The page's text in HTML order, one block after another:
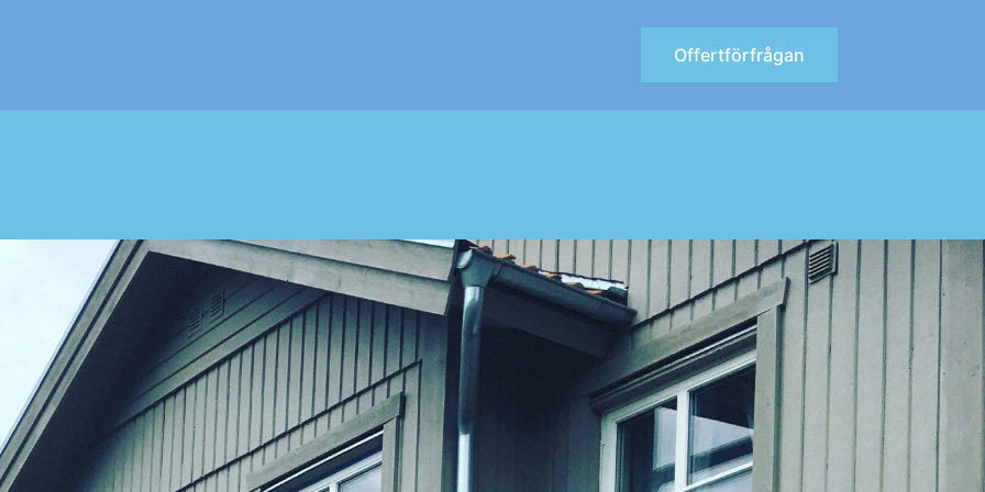
Offertförfrågan